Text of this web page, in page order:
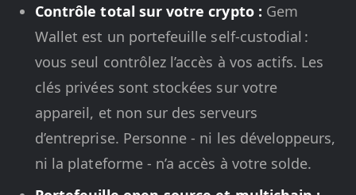
Contrôle total sur votre crypto : Gem
Wallet est un portefeuille self-custodial :
vous seul contrôlez l’accès à vos actifs. Les
clés privées sont stockées sur votre
appareil, et non sur des serveurs
d’entreprise. Personne - ni les développeurs,
ni la plateforme - n’a accès à votre solde.